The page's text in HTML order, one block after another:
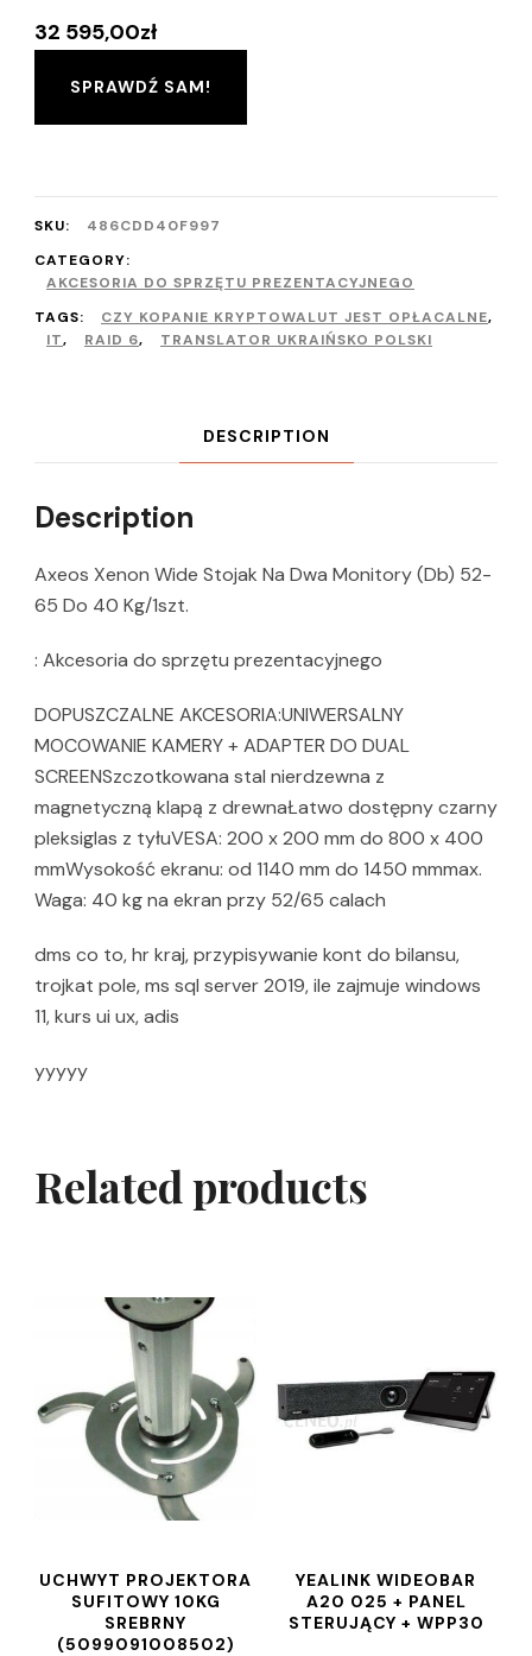
32 595,00zł
SPRAWDŹ SAM!
SKU:
486CDD40F997
CATEGORY:
AKCESORIA DO SPRZĘTU PREZENTACYJNEGO
TAGS:
CZY KOPANIE KRYPTOWALUT JEST OPŁACALNE,
IT, RAID 6, TRANSLATOR UKRAIŃSKO POLSKI
DESCRIPTION
Description
Axeos Xenon Wide Stojak Na Dwa Monitory (Db) 52-
65 Do 40 Kg/1szt.
: Akcesoria do sprzętu prezentacyjnego
DOPUSZCZALNE AKCESORIA:UNIWERSALNY
MOCOWANIE KAMERY + ADAPTER DO DUAL
SCREENSzczotkowana stal nierdzewna z
magnetyczną klapą z drewnaŁatwo dostępny czarny
pleksiglas z tyłuVESA: 200 x 200 mm do 800 x 400
mmWysokość ekranu: od 1140 mm do 1450 mmmax.
Waga: 40 kg na ekran przy 52/65 calach
dms co to, hr kraj, przypisywanie kont do bilansu,
trojkat pole, ms sql server 2019, ile zajmuje windows
11, kurs ui ux, adis
yyyyy
Related products
UCHWYT PROJEKTORA
SUFITOWY 10KG
SREBRNY
(5099091008502)
YEALINK WIDEOBAR
A20 025 + PANEL
STERUJĄCY + WPP30